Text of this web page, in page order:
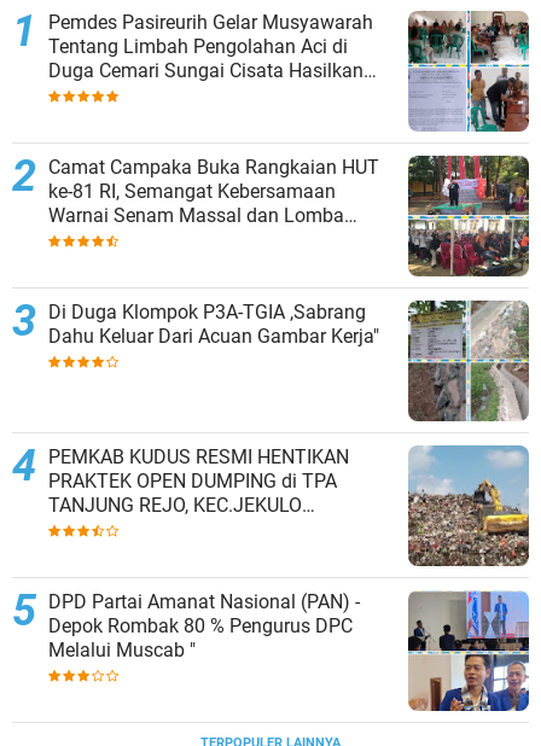
Pemdes Pasireurih Gelar Musyawarah
Tentang Limbah Pengolahan Aci di
Duga Cemari Sungai Cisata Hasilkan
Kesepakatan Tutup Sementara
Camat Campaka Buka Rangkaian HUT
ke-81 RI, Semangat Kebersamaan
Warnai Senam Massal dan Lomba
Karaoke Perangkat Desa
Di Duga Klompok P3A-TGIA ,Sabrang
Dahu Keluar Dari Acuan Gambar Kerja"
PEMKAB KUDUS RESMI HENTIKAN
PRAKTEK OPEN DUMPING di TPA
TANJUNG REJO, KEC.JEKULO
KAB.KUDUS,BERLAKUKAN SISTEM
DPD Partai Amanat Nasional (PAN) -
Depok Rombak 80 % Pengurus DPC
Melalui Muscab "